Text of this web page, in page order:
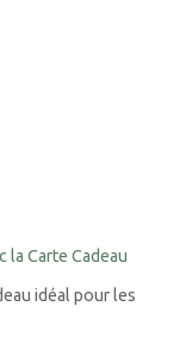
Carte Cadeau
idéal pour les